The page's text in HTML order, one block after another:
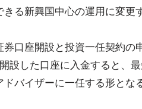
る新興国中心の運用に変更
口座開設と投資一任契約の
設した口座に入金すると、
バイザーに一任する形とな